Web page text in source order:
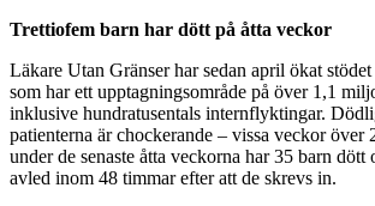
Trettiofem barn har dött på åtta veckor
Läkare Utan Gränser har sedan april ökat
som har ett upptagningsområde på över 1,1
inklusive hundratusentals internflyktingar.
patienterna är chockerande – vissa veckor över
under de senaste åtta veckorna har 35 barn dött
avled inom 48 timmar efter att de skrevs in.